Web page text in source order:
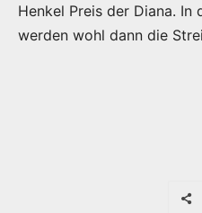
Henkel Preis der Diana. In
werden wohl dann die